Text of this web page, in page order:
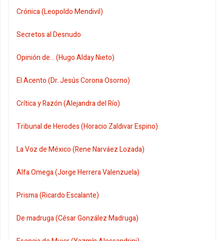
Crónica (Leopoldo Mendivil)
Secretos al Desnudo
Opinión de... (Hugo Alday Nieto)
El Acento (Dr. Jesús Corona Osorno)
Crítica y Razón (Alejandra del Río)
Tribunal de Herodes (Horacio Zaldivar Espino)
La Voz de México (Rene Narváez Lozada)
Alfa Omega (Jorge Herrera Valenzuela)
Prisma (Ricardo Escalante)
De madruga (César González Madruga)